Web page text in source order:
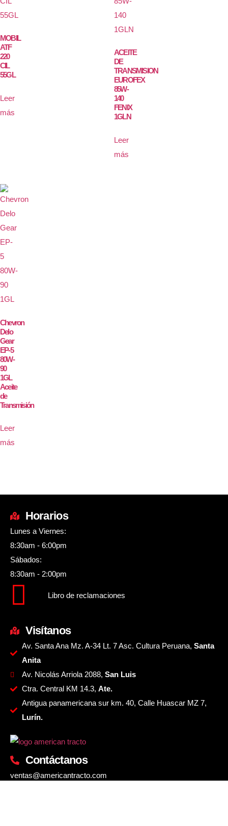
MOBIL
ATF
220
CIL
55GL
Leer
más
ACEITE
DE
TRANSMISION
EUROFEX
85W-
140
FENIX
1GLN
Leer
más
Chevron
Delo
Gear
EP-5
80W-
90
1GL
Aceite
de
Transmisión
Leer
más
Horarios
Lunes a Viernes:
8:30am - 6:00pm
Sábados:
8:30am - 2:00pm
Libro de reclamaciones
Visítanos
Av. Santa Ana Mz. A-34 Lt. 7 Asc. Cultura Peruana, Santa
Anita
Av. Nicolás Arriola 2088, San Luis
Ctra. Central KM 14.3, Ate.
Antigua panamericana sur km. 40, Calle Huascar MZ 7,
Lurín.
Contáctanos
ventas@americantracto.com